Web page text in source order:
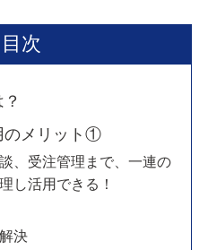
目次
のメリット①
、受注管理まで、一連の
し活用できる！
決